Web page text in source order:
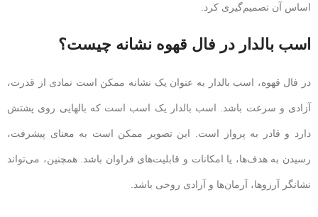
اساس آن تصمیم‌گیری‌ کرد.
اسب بالدار در فال قهوه نشانه چیست؟
در فال قهوه، اسب بالدار به عنوان یک نشانه ممکن است نمادی از قدرت،
آزادی و سرعت باشد. اسب بالدار یک اسب است که بالهایی روی پشتش
دارد و قادر به پرواز است. این تصویر ممکن است به معنای پیشرفت،
رسیدن به هدف‌ها، یا امکانات و قابلیت‌های فراوان باشد. همچنین، می‌تواند
نشانگر آرزوها، آرمان‌ها و آزادی روحی باشد.